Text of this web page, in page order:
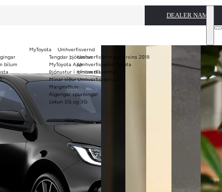
DEALER NAME
Verð og
bæklingar
bílum
MyToyota
Tengdar þjónustur
MyToyota App
Þjónustur í mínum bíl
Mínar síður
Margmiðlun
Algengar spurningar
Lokun 2G og 3G
Umhverfisvernd
Umhverfisfyrirtæki ársins 2018
Umhverfisvernd Toyota
Umhverfisstefna
Umhverfisskýrslur